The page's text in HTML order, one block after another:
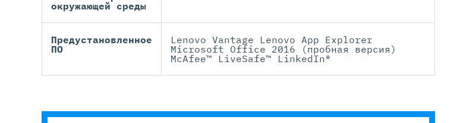
окружающей среды
Предустановленное
ПО
Lenovo Vantage Lenovo App Explorer
Microsoft Office 2016 (пробная версия)
McAfee™ LiveSafe™ LinkedIn®